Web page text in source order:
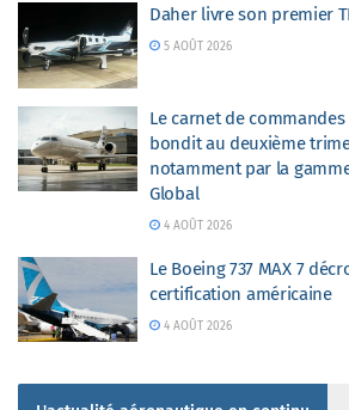
Daher livre son premier
5 AOÛT 2026
Le carnet de
bondit au deuxième
notamment par la
Global
4 AOÛT 2026
Le Boeing 737 MAX 7
certification américaine
4 AOÛT 2026